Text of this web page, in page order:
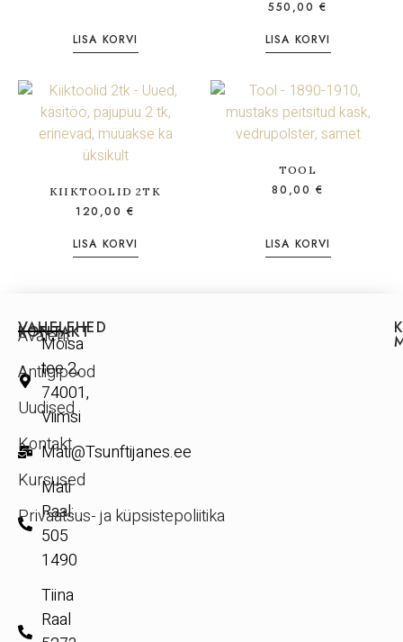
LISA KORVI
550,00€
LISA KORVI
KIIKTOOLID 2TK
120,00€
LISA KORVI
TOOL
80,00 €
LISA KORVI
KONTAKT
Mõisa
tee 2,
74001,
Viimsi
Mati@Tsunftijanes.ee
Mati
Raal:
505
1490
Tiina
Raal
VAHELEHED
Avaleht
Antiigipood
Uudised
Kontakt
Kursused
Privaatsus- ja küpsistepoliitika